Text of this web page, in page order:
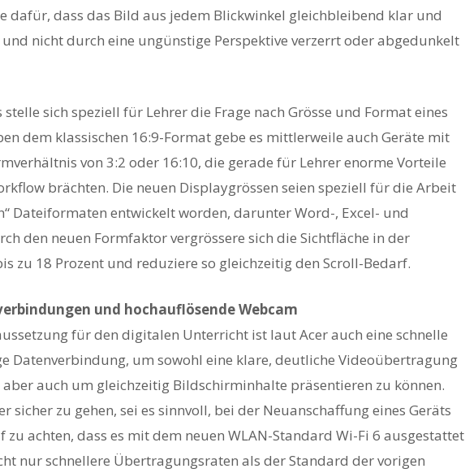
dafür, dass das Bild aus jedem Blickwinkel gleichbleibend klar und
nicht durch eine ungünstige Perspektive verzerrt oder abgedunkelt
sich speziell für Lehrer die Frage nach Grösse und Format eines
dem klassischen 16:9-Format gebe es mittlerweile auch Geräte mit
von 3:2 oder 16:10, die gerade für Lehrer enorme Vorteile
brächten. Die neuen Displaygrössen seien speziell für die Arbeit
Dateiformaten entwickelt worden, darunter Word-, Excel- und
den neuen Formfaktor vergrössere sich die Sichtfläche in der
zu 18 Prozent und reduziere so gleichzeitig den Scroll-Bedarf.
und hochauflösende Webcam
für den digitalen Unterricht ist laut Acer auch eine schnelle
Datenverbindung, um sowohl eine klare, deutliche Videoübertragung
auch um gleichzeitig Bildschirminhalte präsentieren zu können.
sicher zu gehen, sei es sinnvoll, bei der Neuanschaffung eines Geräts
achten, dass es mit dem neuen WLAN-Standard Wi-Fi 6 ausgestattet
nur schnellere Übertragungsraten als der Standard der vorigen